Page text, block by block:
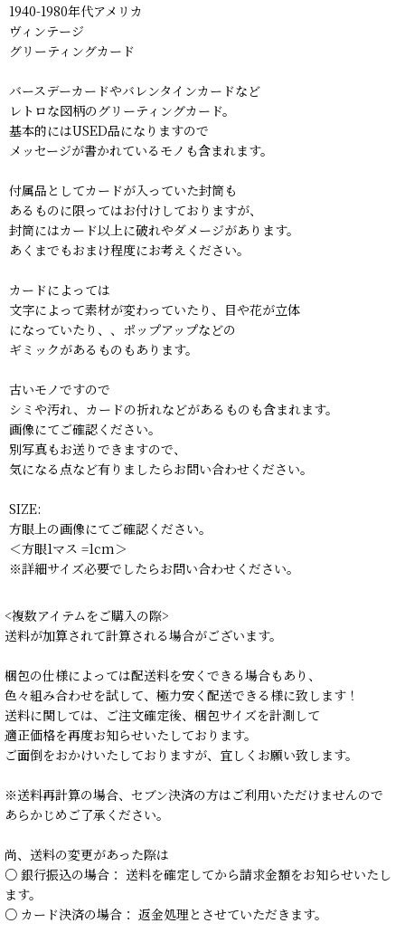
1940-1980年代アメリカ
ヴィンテージ
グリーティングカード
バースデーカードやバレンタインカードなど
レトロな図柄のグリーティングカード。
基本的にはUSED品になりますので
メッセージが書かれているモノも含まれます。
付属品としてカードが入っていた封筒も
あるものに限ってはお付けしておりますが、
封筒にはカード以上に破れやダメージがあります。
あくまでもおまけ程度にお考えください。
カードによっては
文字によって素材が変わっていたり、目や花が立体
になっていたり、、ポップアップなどの
ギミックがあるものもあります。
古いモノですので
シミや汚れ、カードの折れなどがあるものも含まれます。
画像にてご確認ください。
別写真もお送りできますので、
気になる点など有りましたらお問い合わせください。
SIZE:
方眼上の画像にてご確認ください。
＜方眼1マス =1cm＞
※詳細サイズ必要でしたらお問い合わせください。
<複数アイテムをご購入の際>
送料が加算されて計算される場合がございます。
梱包の仕様によっては配送料を安くできる場合もあり、
色々組み合わせを試して、極力安く配送できる様に致します！
送料に関しては、ご注文確定後、梱包サイズを計測して
適正価格を再度お知らせいたしております。
ご面倒をおかけいたしておりますが、宜しくお願い致します。
※送料再計算の場合、セブン決済の方はご利用いただけませんので
あらかじめご了承ください。
尚、送料の変更があった際は
○ 銀行振込の場合： 送料を確定してから請求金額をお知らせいたし
ます。
○ カード決済の場合： 返金処理とさせていただきます。